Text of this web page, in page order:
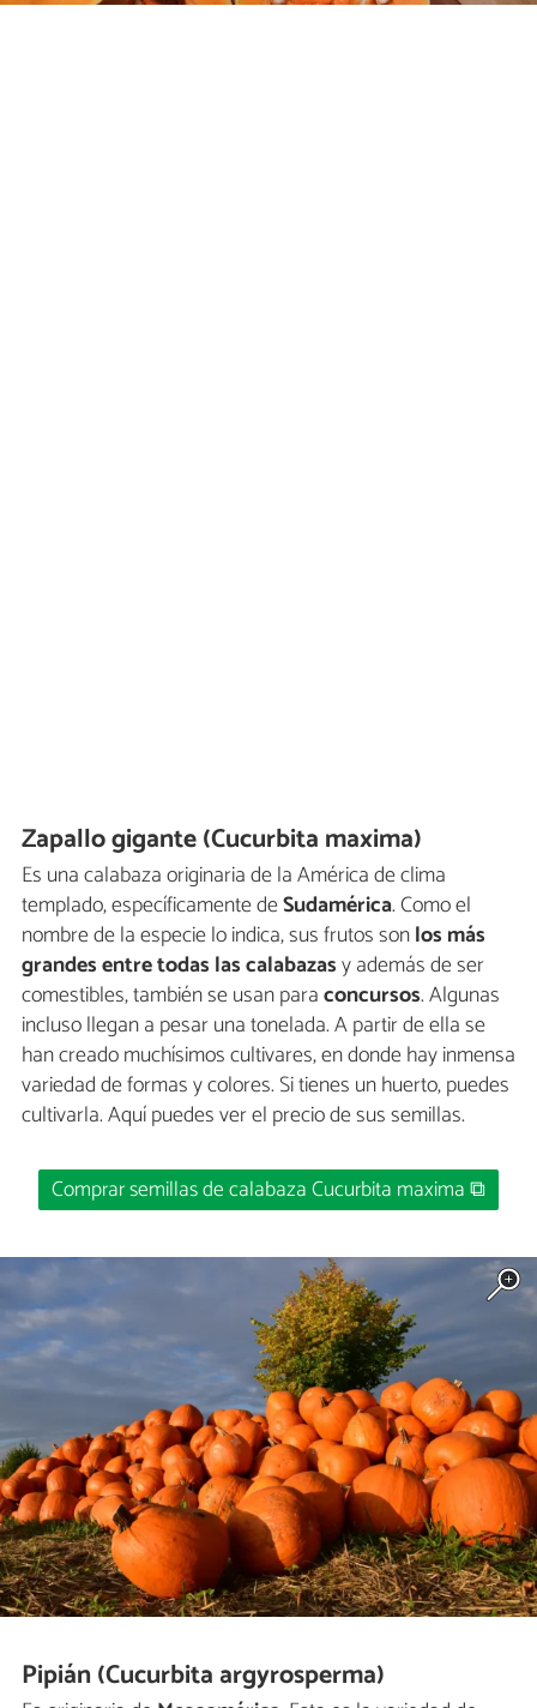
Zapallo gigante (Cucurbita maxima)
Es una calabaza originaria de la América de clima
templado, específicamente deSudamérica. Como el
nombre de la especie lo indica, sus frutos sonlos más
grandes entre todas las calabazasy además de ser
comestibles, también se usan paraconcursos. Algunas
incluso llegan a pesar una tonelada. A partir de ella se
han creado muchísimos cultivares, en donde hay inmensa
variedad de formas y colores. Si tienes un huerto, puedes
cultivarla. Aquí puedes ver el precio de sus semillas.
Comprar semillas de calabaza Cucurbita maxima ⧉
Pipián (Cucurbita argyrosperma)